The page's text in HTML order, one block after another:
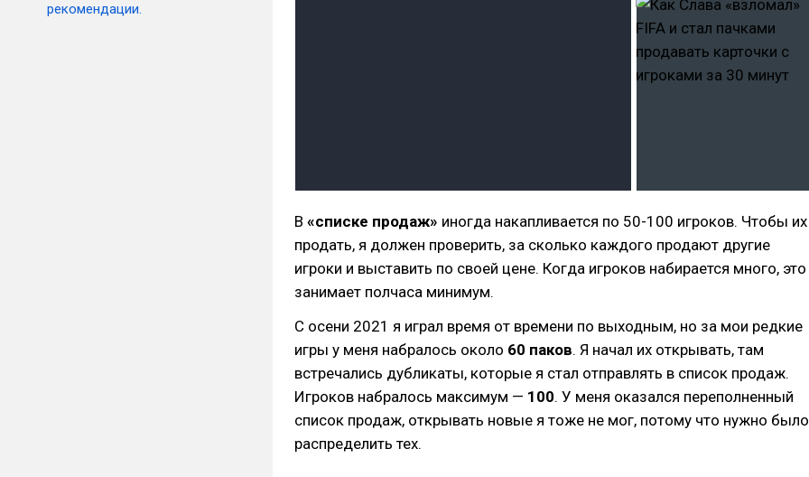
рекомендации.
В «списке продаж» иногда накапливается по 50-100 игроков. Чтобы их
продать, я должен проверить, за сколько каждого продают другие
игроки и выставить по своей цене. Когда игроков набирается много, это
занимает полчаса минимум.
С осени 2021 я играл время от времени по выходным, но за мои редкие
игры у меня набралось около 60 паков. Я начал их открывать, там
встречались дубликаты, которые я стал отправлять в список продаж.
Игроков набралось максимум — 100. У меня оказался переполненный
список продаж, открывать новые я тоже не мог, потому что нужно было
распределить тех.